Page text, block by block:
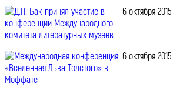
6 октября 2015
6 октября 2015